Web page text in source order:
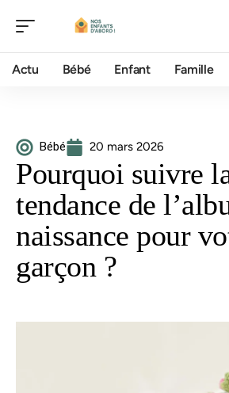
Actu Bébé Enfant Famille
Bébé 20 mars 2026
Pourquoi suivre
tendance de
naissance pour
garçon ?